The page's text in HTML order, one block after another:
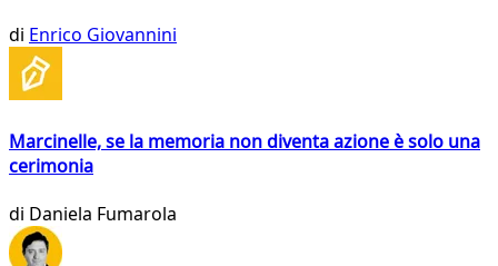
di Enrico Giovannini
Marcinelle, se la memoria non diventa azione è solo una
cerimonia
di Daniela Fumarola